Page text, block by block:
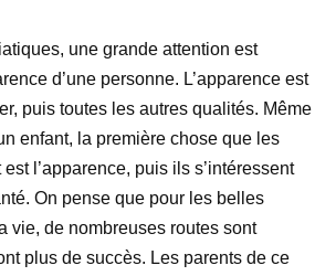
une grande attention est
d’une personne. L’apparence est
puis toutes les autres qualités. Même
enfant, la première chose que les
l’apparence, puis ils s’intéressent
On pense que pour les belles
vie, de nombreuses routes sont
plus de succès. Les parents de ce